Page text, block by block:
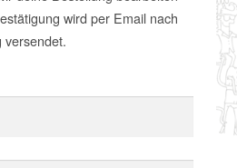
wird per Email nach
versendet.